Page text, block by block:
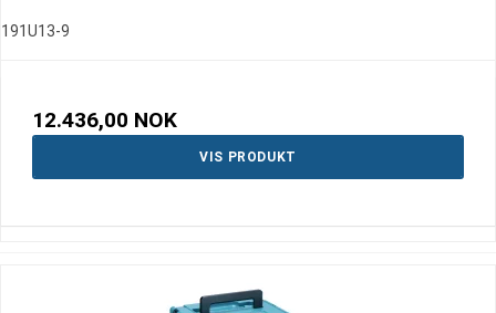
191U13-9
12.436,00 NOK
VIS PRODUKT